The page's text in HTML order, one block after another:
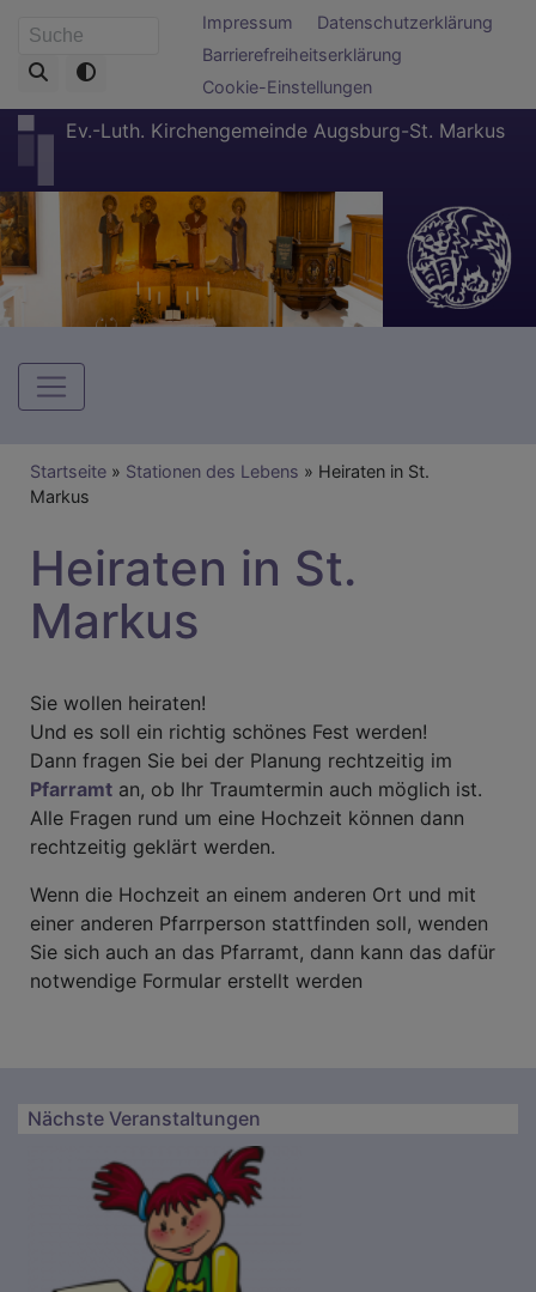
zum
Inhalt
Suche Fußbereichsmenü
Impressum
Datenschutzerklärung
Barrierefreiheitserklärung
Cookie-Einstellungen
Ev.-Luth. Kirchengemeinde Augsburg-St. Markus
Hauptnavigation
Breadcrumb
Startseite Stationen des Lebens
Heiraten in St.
Markus
Heiraten in St.
Markus
Sie wollen heiraten!
Und es soll ein richtig schönes Fest werden!
Dann fragen Sie bei der Planung rechtzeitig im
Pfarramt an, ob Ihr Traumtermin auch möglich ist.
Alle Fragen rund um eine Hochzeit können dann
rechtzeitig geklärt werden.
Wenn die Hochzeit an einem anderen Ort und mit
einer anderen Pfarrperson stattfinden soll, wenden
Sie sich auch an das Pfarramt, dann kann das dafür
notwendige Formular erstellt werden
Nächste Veranstaltungen